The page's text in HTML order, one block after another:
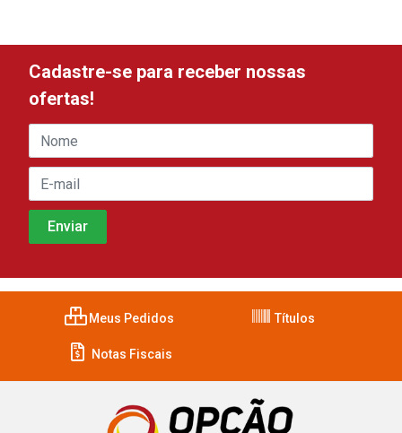
Cadastre-se para receber nossas
ofertas!
Meus Pedidos Títulos
Notas Fiscais